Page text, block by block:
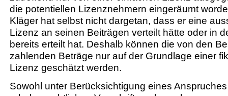
die potentiellen Lizenznehmern eingeräumt
Kläger hat selbst nicht dargetan, dass er eine
Lizenz an seinen Beiträgen verteilt hätte oder in
bereits erteilt hat. Deshalb können die von den
zahlenden Beträge nur auf der Grundlage einer
Lizenz geschätzt werden.
Sowohl unter Berücksichtigung eines